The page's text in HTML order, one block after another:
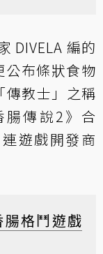
DIVELA 編的
布條狀食物
傳教士」之稱
腸傳說2》合
遊戲開發商
格鬥遊戲